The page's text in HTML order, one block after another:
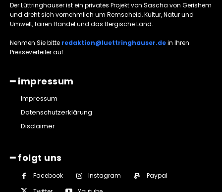
Der Lüttringhauser ist ein privates Projekt von Sascha von Gerishem
und dreht sich vornehmlich um Remscheid, Kultur, Natur und
Umwelt, fairen Handel und das Bergische Land.
Nehmen Sie bitte redaktion@luettringhauser.dein Ihren
Presseverteiler auf.
━ impressum
Impressum
Datenschutzerklärung
Disclaimer
━ folgt uns
Facebook Instagram
Paypal